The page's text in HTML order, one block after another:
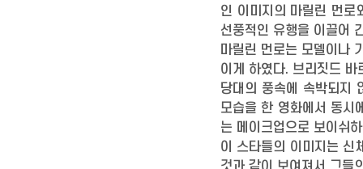
인 이미지의 마릴린 먼로
선풍적인 유행을 이끌어
마릴린 먼로는 모델이나
이게 하였다. 브리짓드
당대의 풍속에 속박되지
모습을 한 영화에서 동시
는 메이크업으로 보이쉬
이 스타들의 이미지는 신